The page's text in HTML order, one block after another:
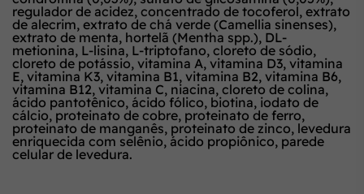
regulador de acidez, concentrado de tocoferol, extrato
de alecrim, extrato de chá verde (Camellia sinenses),
extrato de menta, hortelã (Mentha spp.), DL-
metionina, L-lisina, L-triptofano, cloreto de sódio,
cloreto de potássio, vitamina A, vitamina D3, vitamina
E, vitamina K3, vitamina B1, vitamina B2, vitamina B6,
vitamina B12, vitamina C, niacina, cloreto de colina,
ácido pantotênico, ácido fólico, biotina, iodato de
cálcio, proteinato de cobre, proteinato de ferro,
proteinato de manganês, proteinato de zinco, levedura
enriquecida com selênio, ácido propiônico, parede
celular de levedura.